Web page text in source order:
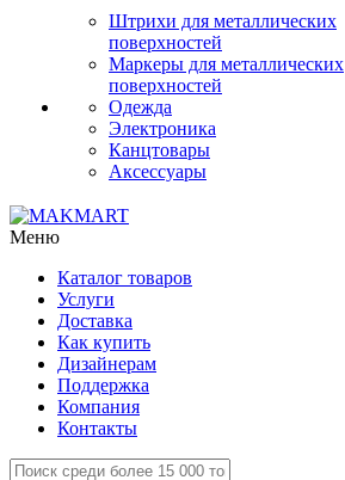
Штрихи для металлических
поверхностей
Маркеры для металлических
поверхностей
Одежда
Электроника
Канцтовары
Аксессуары
Меню
Каталог товаров
Услуги
Доставка
Как купить
Дизайнерам
Поддержка
Компания
Контакты